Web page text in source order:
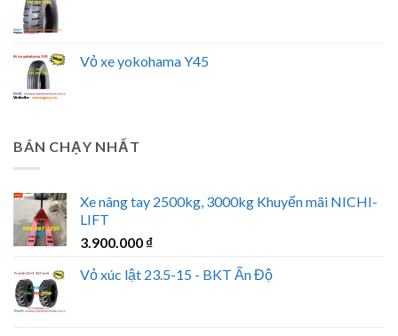
Vỏ xe yokohama Y45
BÁN CHẠY NHẤT
Xe nâng tay 2500kg, 3000kg Khuyến mãi NICHI-
LIFT
3.900.000 ₫
Vỏ xúc lật 23.5-15 - BKT Ấn Độ